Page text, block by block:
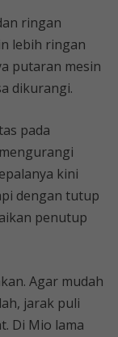
ringan
lebih ringan
putaran mesin
dikurangi.
pada
kini
dengan tutup
penutup
Agar mudah
jarak puli
Di Mio lama